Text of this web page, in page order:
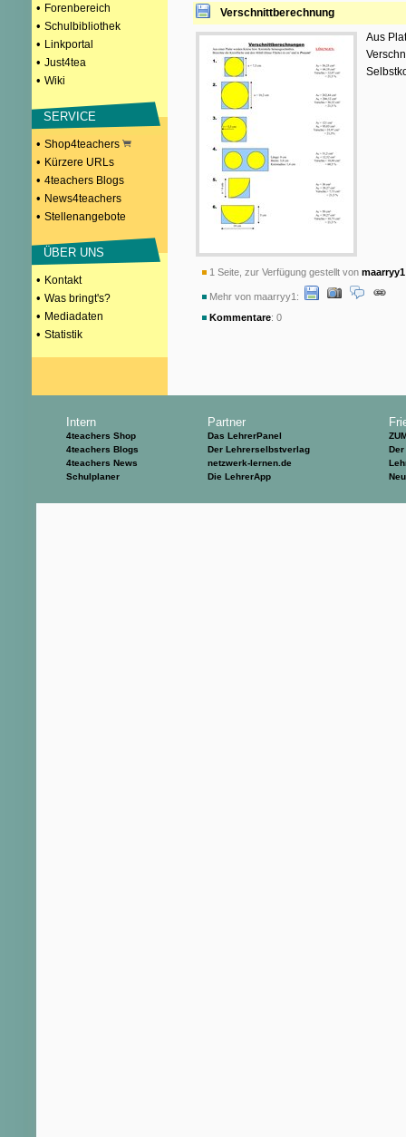
• Forenbereich
• Schulbibliothek
• Linkportal
• Just4tea
• Wiki
SERVICE
• Shop4teachers
• Kürzere URLs
• 4teachers Blogs
• News4teachers
• Stellenangebote
ÜBER UNS
• Kontakt
• Was bringt's?
• Mediadaten
• Statistik
Verschnittberechnung
Aus
1 Seite, zur Verfügung gestellt von maarryy1
Mehr von maarryy1:
Kommentare: 0
Intern
4teachers Shop
4teachers Blogs
4teachers News
Schulplaner
Partner
Das LehrerPanel
Der Lehrerselbstverlag
netzwerk-lernen.de
Die LehrerApp